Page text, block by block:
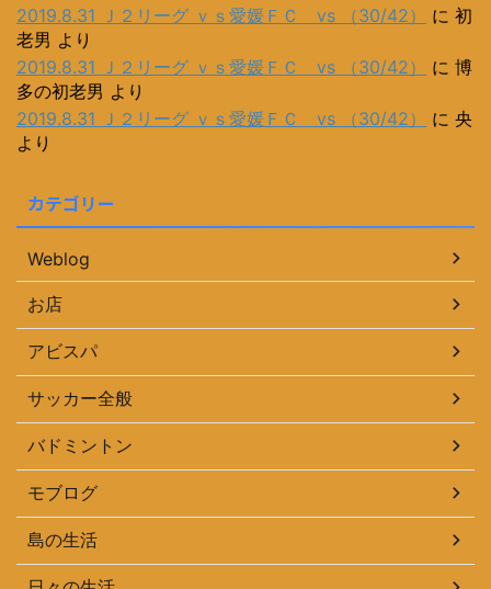
2019.8.31 Ｊ２リーグ ｖｓ愛媛ＦＣ vs （30/42）
に 初
老男 より
2019.8.31 Ｊ２リーグ ｖｓ愛媛ＦＣ vs （30/42）
に 博
多の初老男 より
2019.8.31 Ｊ２リーグ ｖｓ愛媛ＦＣ vs （30/42）
に 央
より
カテゴリー
Weblog
お店
アビスパ
サッカー全般
バドミントン
モブログ
島の生活